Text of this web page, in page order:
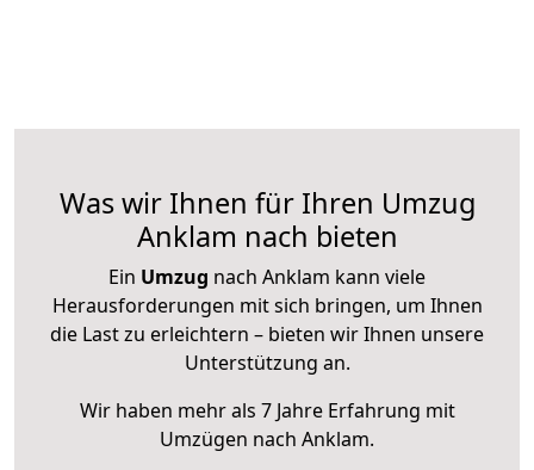
Was wir Ihnen für Ihren Umzug
Anklam nach bieten
Ein Umzug nach Anklam kann viele
Herausforderungen mit sich bringen, um Ihnen
die Last zu erleichtern – bieten wir Ihnen unsere
Unterstützung an.
Wir haben mehr als 7 Jahre Erfahrung mit
Umzügen nach Anklam.